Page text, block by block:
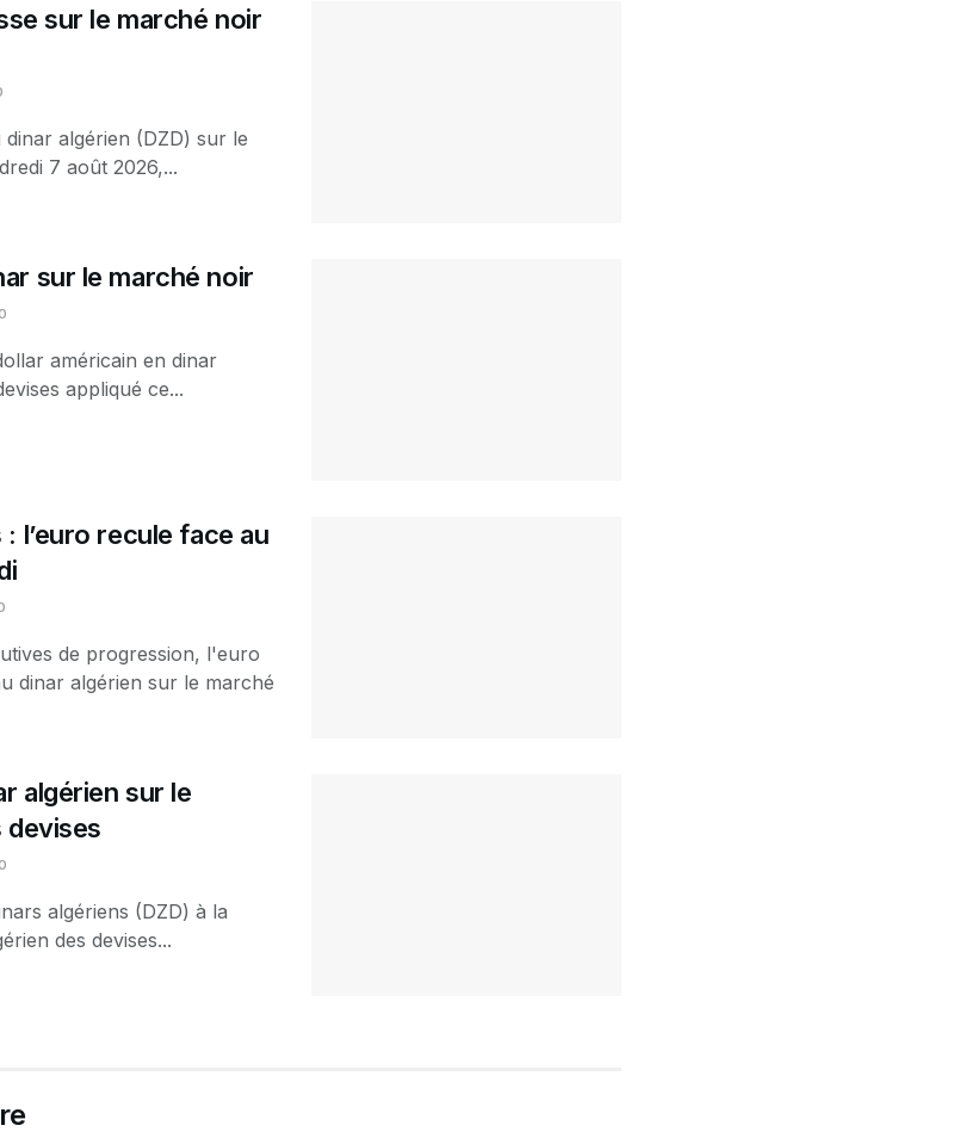
sur le marché noir
algérien (DZD) sur le
7 août 2026,...
sur le marché noir
américain en dinar
appliqué ce...
l’euro recule face au
de progression, l'euro
dinar algérien sur le marché
algérien sur le
devises
algériens (DZD) à la
des devises...